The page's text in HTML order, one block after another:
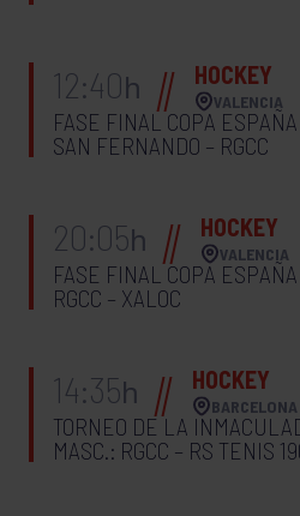
12:40h HOCKEY
VALENCIA
FASE FINAL COPA
SAN FERNANDO – RGCC
20:05h HOCKEY
VALENCIA
FASE FINAL COPA
RGCC – XALOC
14:35h HOCKEY
BARCELONA
TORNEO DE LA
MASC.: RGCC – RS TENIS